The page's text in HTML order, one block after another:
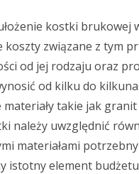
kostki brukowej
związane z tym
od jej rodzaju oraz
od kilku do
takie jak
należy uwzględnić
materiałami
istotny element